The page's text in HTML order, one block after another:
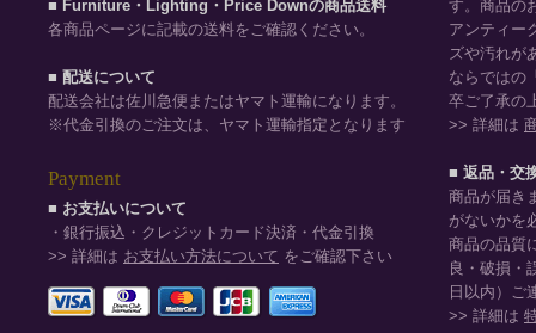
■ Furniture・Lighting・Price Downの商品送料
各商品ページに記載の送料をご確認ください。
■ 配送について
配送会社は佐川急便またはヤマト運輸になります。
※代金引換のご注文は、ヤマト運輸指定となります
Payment
■ お支払いについて
・銀行振込・クレジットカード決済・代金引換
>> 詳細は お支払い方法について をご確認下さい
す。商品の
アンティー
ズや汚れが
ならではの
卒ご了承の
>> 詳細は
■ 返品・交
商品が届き
がないかを
商品の品質
良・破損・
日以内）ご
>> 詳細は